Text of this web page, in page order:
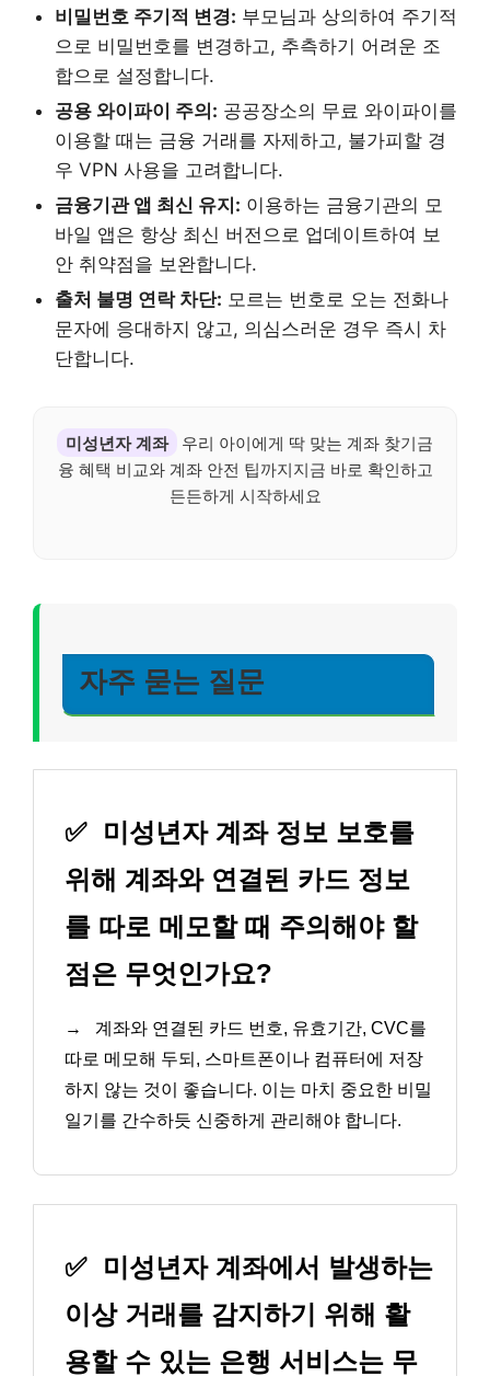
비밀번호 주기적 변경: 부모님과 상의하여 주기적
으로 비밀번호를 변경하고, 추측하기 어려운 조
합으로 설정합니다.
공용 와이파이 주의: 공공장소의 무료 와이파이를
이용할 때는 금융 거래를 자제하고, 불가피할 경
우 VPN 사용을 고려합니다.
금융기관 앱 최신 유지: 이용하는 금융기관의 모
바일 앱은 항상 최신 버전으로 업데이트하여 보
안 취약점을 보완합니다.
출처 불명 연락 차단: 모르는 번호로 오는 전화나
문자에 응대하지 않고, 의심스러운 경우 즉시 차
단합니다.
미성년자 계좌
우리 아이에게 딱 맞는 계좌 찾기금
융 혜택 비교와 계좌 안전 팁까지지금 바로 확인하고
든든하게 시작하세요
자주 묻는 질문
✅
미성년자 계좌 정보 보호를
위해 계좌와 연결된 카드 정보
를 따로 메모할 때 주의해야 할
점은 무엇인가요?
→
계좌와 연결된 카드 번호, 유효기간, CVC를
따로 메모해 두되, 스마트폰이나 컴퓨터에 저장
하지 않는 것이 좋습니다. 이는 마치 중요한 비밀
일기를 간수하듯 신중하게 관리해야 합니다.
✅
미성년자 계좌에서 발생하는
이상 거래를 감지하기 위해 활
용할 수 있는 은행 서비스는 무